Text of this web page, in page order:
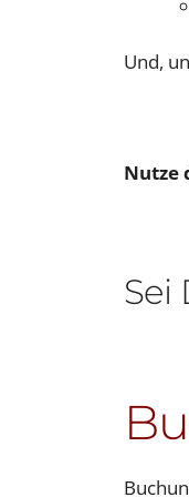
Und,
Nutze
Sei